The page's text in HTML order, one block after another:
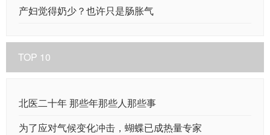
产妇觉得奶少？也许只是肠胀气
TOP 10
北医二十年 那些年那些人那些事
为了应对气候变化冲击，蝴蝶已成热量专家